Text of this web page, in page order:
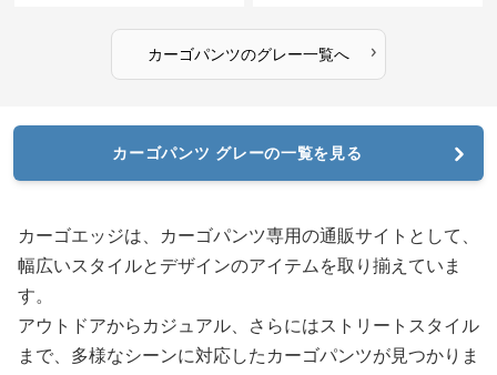
カーゴパンツのグレー一覧へ ›
カーゴパンツ グレーの一覧を見る
カーゴエッジは、カーゴパンツ専用の通販サイトとして、
幅広いスタイルとデザインのアイテムを取り揃えていま
す。
アウトドアからカジュアル、さらにはストリートスタイル
まで、多様なシーンに対応したカーゴパンツが見つかりま